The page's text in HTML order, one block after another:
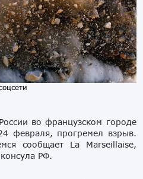
во французском городе
февраля, прогремел взрыв.
сообщает La Marseillaise,
РФ.